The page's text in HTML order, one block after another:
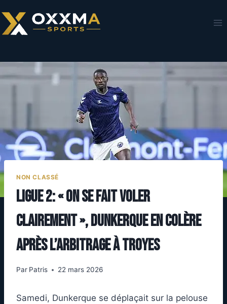
au
contenu
NON CLASSÉ
Ligue 2: « On se fait voler
clairement », Dunkerque en colère
après l’arbitrage à Troyes
Par Patris 22 mars 2026
Samedi, Dunkerque se déplaçait sur la pelouse